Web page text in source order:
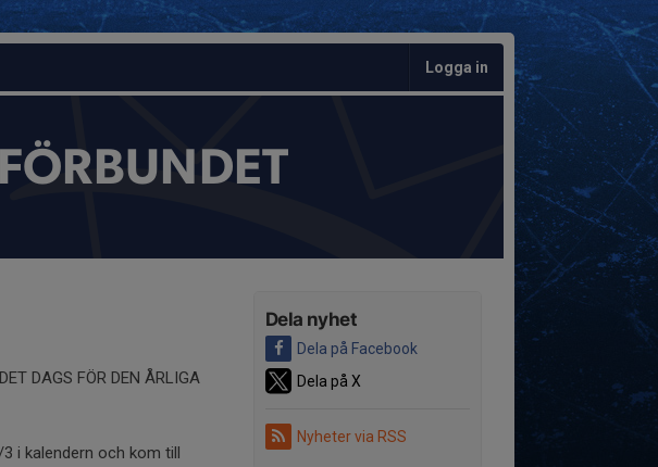
Logga in
Dela nyhet
Dela på Facebook
Dela på X
Nyheter via RSS
DAGS FÖR DEN ÅRLIGA
i kalendern och kom till